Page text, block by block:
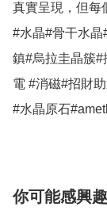
真實呈現，但每
#水晶#骨干水晶
鎮#烏拉圭晶簇
電 #消磁#招財
#水晶原石
你可能感興